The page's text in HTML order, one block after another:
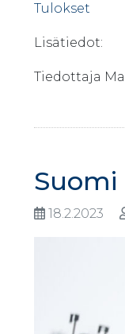
Tulokset
Lisätiedot:
Tiedottaja
Suomi
18.2.2023